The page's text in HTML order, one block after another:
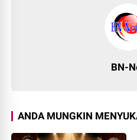
BN-
ANDA MUNGKIN